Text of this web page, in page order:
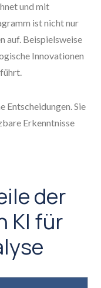
und mit
ist nicht nur
auf. Beispielsweise
Innovationen
Sie
Erkenntnisse
der
KI für